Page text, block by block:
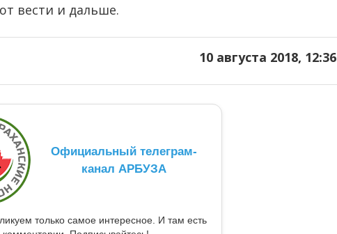
вести и дальше.
10 августа 2018, 12:36
Официальный телеграм-
канал АРБУЗА
только самое интересное. И там есть